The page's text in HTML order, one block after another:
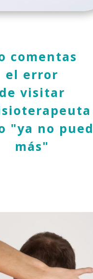
comentas
el error
de visitar
"ya no
más"